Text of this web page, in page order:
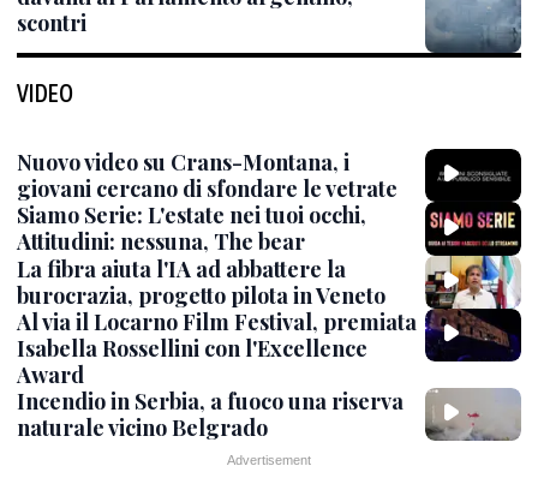
scontri
VIDEO
Nuovo video su Crans-Montana, i
giovani cercano di sfondare le vetrate
Siamo Serie: L'estate nei tuoi occhi,
Attitudini: nessuna, The bear
La fibra aiuta l'IA ad abbattere la
burocrazia, progetto pilota in Veneto
Al via il Locarno Film Festival, premiata
Isabella Rossellini con l'Excellence
Award
Incendio in Serbia, a fuoco una riserva
naturale vicino Belgrado